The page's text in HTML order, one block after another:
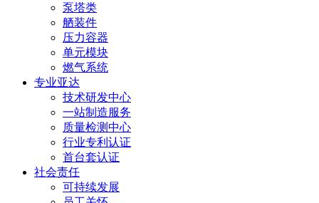
泵塔类
舾装件
压力容器
单元模块
燃气系统
专业亚达
技术研发中心
一站制造服务
质量检测中心
行业专利认证
首台套认证
社会责任
可持续发展